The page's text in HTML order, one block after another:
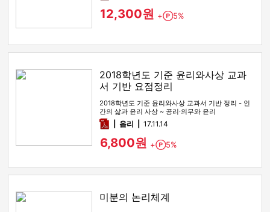
12,300원 + Point
5%
2018학년도 기준 윤리와사상 교과
서 기반 요점정리
2018학년도 기준 윤리와사상 교과서 기반 정리 - 인
간의 삶과 윤리 사상 ~ 공리·의무와 윤리
pdf옵리 17.11.14
6,800원 + Point
5%
미분의 논리체계